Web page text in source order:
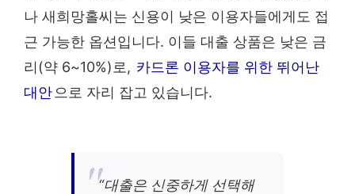
나 새희망홀씨는 신용이 낮은 이용자들에게도 접
근 가능한 옵션입니다. 이들 대출 상품은 낮은 금
리(약 6~10%)로, 카드론 이용자를 위한 뛰어난
대안 으로 자리 잡고 있습니다.
“대출은 신중하게 선택해